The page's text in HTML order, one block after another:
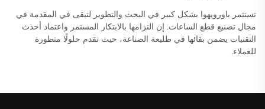
تستثمر باورويهوا بشكل كبير في البحث والتطوير لتبقى في المقدمة في
مجال تصنيع قطع الساعات. إن التزامها بالابتكار المستمر واعتماد أحدث
التقنيات يضمن بقائها في طليعة الصناعة، حيث تقدم حلولًا متطورة
للعملاء.